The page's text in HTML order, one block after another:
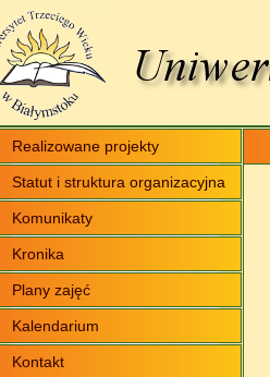
Realizowane projekty
Statut i struktura organizacyjna
Komunikaty
Kronika
Plany zajęć
Kalendarium
Kontakt